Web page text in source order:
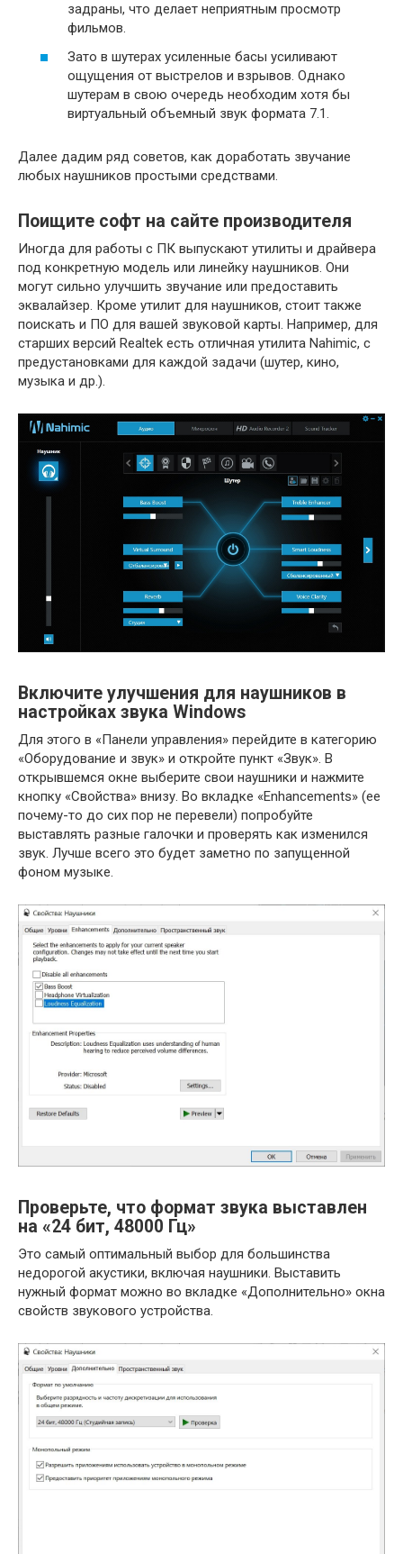
задраны, что делает неприятным просмотр
фильмов.
Зато в шутерах усиленные басы усиливают
ощущения от выстрелов и взрывов. Однако
шутерам в свою очередь необходим хотя бы
виртуальный объемный звук формата 7.1.
Далее дадим ряд советов, как доработать звучание
любых наушников простыми средствами.
Поищите софт на сайте производителя
Иногда для работы с ПК выпускают утилиты и драйвера
под конкретную модель или линейку наушников. Они
могут сильно улучшить звучание или предоставить
эквалайзер. Кроме утилит для наушников, стоит также
поискать и ПО для вашей звуковой карты. Например, для
старших версий Realtek есть отличная утилита Nahimic, с
предустановками для каждой задачи (шутер, кино,
музыка и др.).
Включите улучшения для наушников в
настройках звука Windows
Для этого в «Панели управления» перейдите в категорию
«Оборудование и звук» и откройте пункт «Звук». В
открывшемся окне выберите свои наушники и нажмите
кнопку «Свойства» внизу. Во вкладке «Enhancements» (ее
почему-то до сих пор не перевели) попробуйте
выставлять разные галочки и проверять как изменился
звук. Лучше всего это будет заметно по запущенной
фоном музыке.
Проверьте, что формат звука выставлен
на «24 бит, 48000 Гц»
Это самый оптимальный выбор для большинства
недорогой акустики, включая наушники. Выставить
нужный формат можно во вкладке «Дополнительно» окна
свойств звукового устройства.